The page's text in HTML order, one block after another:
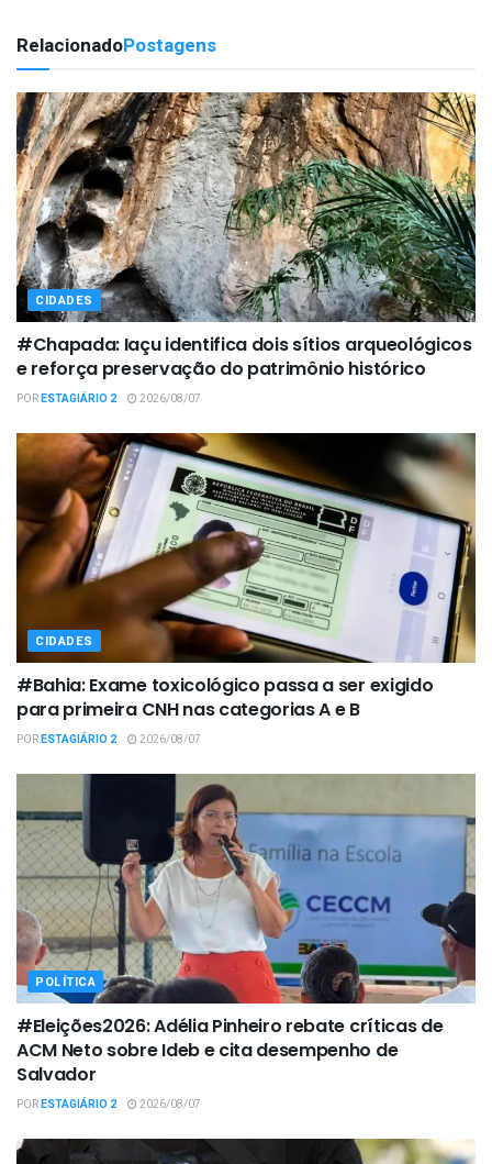
RelacionadoPostagens
CIDADES
#Chapada: Iaçu identifica dois sítios arqueológicos
e reforça preservação do patrimônio histórico
PORESTAGIÁRIO 2 2026/08/07
CIDADES
#Bahia: Exame toxicológico passa a ser exigido
para primeira CNH nas categorias A e B
PORESTAGIÁRIO 2 2026/08/07
POLÍTICA
#Eleições2026: Adélia Pinheiro rebate críticas de
ACM Neto sobre Ideb e cita desempenho de
Salvador
PORESTAGIÁRIO 2 2026/08/07